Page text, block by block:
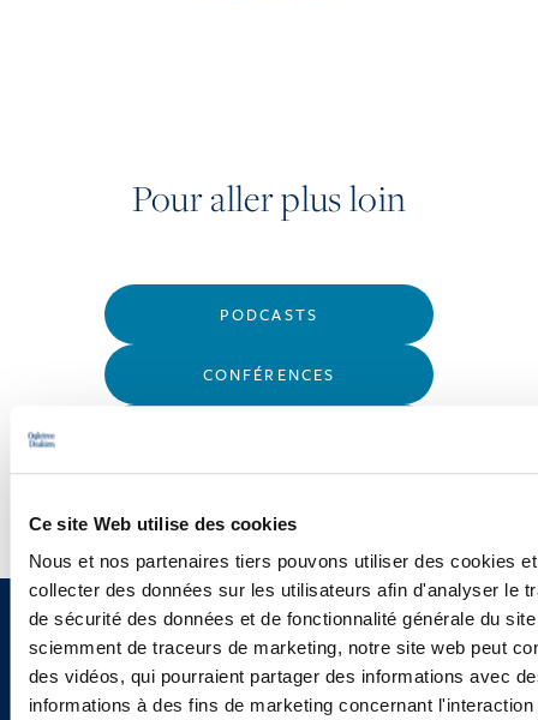
Ce site Web utilise des cookies
Nous et nos partenaires tiers pouvons utiliser des cookies
collecter des données sur les utilisateurs afin d'analyser le
de sécurité des données et de fonctionnalité générale du
sciemment de traceurs de marketing, notre site web peut
des vidéos, qui pourraient partager des informations avec
informations à des fins de marketing concernant
Pour aller plus loin
PODCASTS
CONFÉRENCES
Vous souhaitez recevoir nos
newsletters, informations et